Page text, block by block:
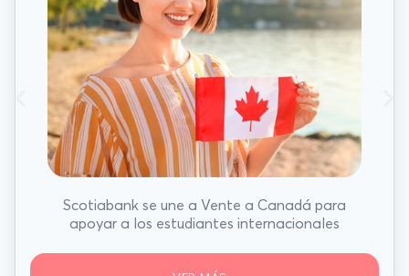
Scotiabank se une a Vente a Canadá para
apoyar a los estudiantes internacionales